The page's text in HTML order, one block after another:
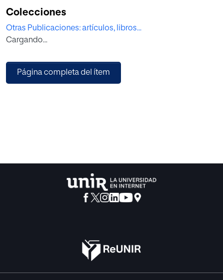
profesores universitarios de futuros profesionales de
distintas disciplinas, sobrevienen un
extenso número de interrogantes partiendo del interés
objetivo de alcanzar “aprendizajes significativos, que
favorezcan en los estudiantes la …
Colecciones
Otras Publicaciones: artículos, libros...
Cargando...
Página completa del ítem